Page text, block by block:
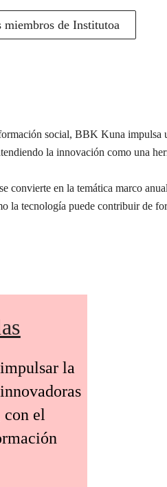
miembros de Institutoa
social, BBK Kuna impulsa
la innovación como una
convierte en la temática marco
la tecnología puede contribuir de
la
con el